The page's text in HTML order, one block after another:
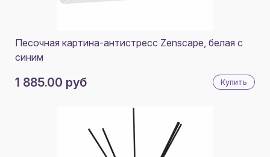
Песочная картина-антистресс Zenscape, белая с
синим
1 885.00 руб Купить